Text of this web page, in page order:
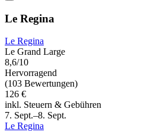
Le Regina
Le Regina
Le Grand Large
8,6/10
Hervorragend
(103 Bewertungen)
126 €
inkl. Steuern & Gebühren
7. Sept.–8. Sept.
Le Regina